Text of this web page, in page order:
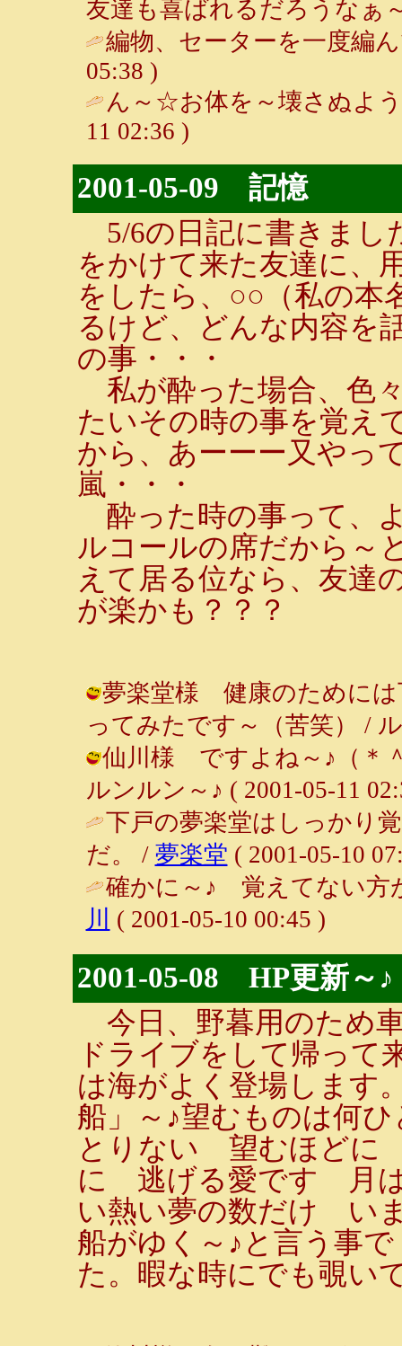
友達も喜ばれるだろうなぁ
編物、セーターを一度編
05:38 )
ん～☆お体を～壊さぬよ
11 02:36 )
2001-05-09 記憶
5/6の日記に書きまし
をかけて来た友達に、
をしたら、○○（私の本
るけど、どんな内容を
の事・・・
私が酔った場合、色
たいその時の事を覚え
から、あーーー又やっ
嵐・・・
酔った時の事って、
ルコールの席だから～
えて居る位なら、友達
が楽かも？？？
夢楽堂様 健康のためには
ってみたです～（苦笑） /
仙川様 ですよね～♪（＊
ルンルン～♪ ( 2001-05-11
下戸の夢楽堂はしっかり
だ。 / 夢楽堂 ( 2001-05-10
確かに～♪ 覚えてない方
川
( 2001-05-10 00:45 )
2001-05-08 HP更新～♪
今日、野暮用のため
ドライブをして帰って
は海がよく登場します
船」～♪望むものは何
とりない 望むほど
に 逃げる愛です 月
い熱い夢の数だけ い
船がゆく～♪と言う事
た。暇な時にでも覗い